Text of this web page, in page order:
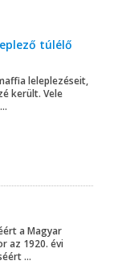
túlélő
leleplezéseit,
került. Vele
a Magyar
az 1920. évi
...